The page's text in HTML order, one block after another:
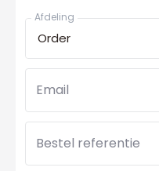
Afdeling
Order
Email
Bestel referentie